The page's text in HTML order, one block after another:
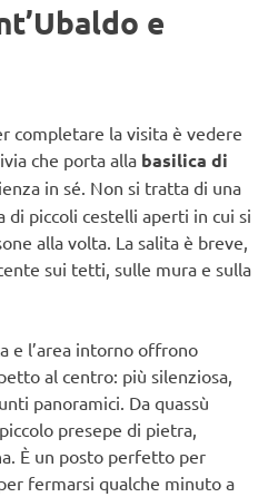
e
completare la visita è vedere
che porta alla basilica di
in sé. Non si tratta di una
di piccoli cestelli aperti in cui si
alla volta. La salita è breve,
sui tetti, sulle mura e sulla
e l’area intorno offrono
al centro: più silenziosa,
panoramici. Da quassù
presepe di pietra,
È un posto perfetto per
fermarsi qualche minuto a